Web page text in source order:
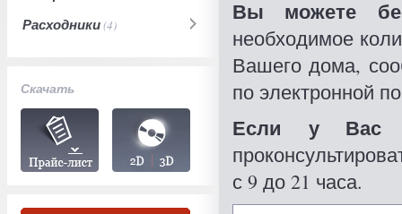
Расходники(4)
Скачать
Вы можете
необходимое
Вашего дома,
по электронной
Если у Вас
с 9 до 21 часа.